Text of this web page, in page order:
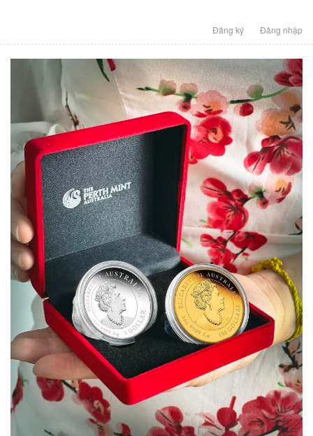
Đăng ký Đăng nhập